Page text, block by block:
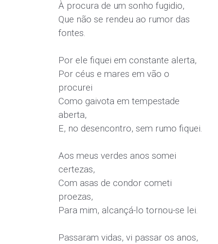
À procura de um sonho fugidio,
Que não se rendeu ao rumor das
fontes.
Por ele fiquei em constante alerta,
Por céus e mares em vão o
procurei
Como gaivota em tempestade
aberta,
E, no desencontro, sem rumo fiquei.
Aos meus verdes anos somei
certezas,
Com asas de condor cometi
proezas,
Para mim, alcançá-lo tornou-se lei.
Passaram vidas, vi passar os anos,